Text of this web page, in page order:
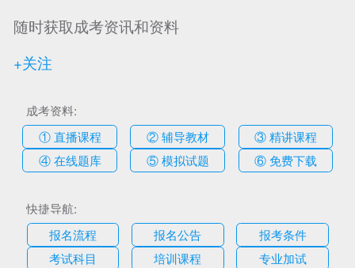
随时获取成考资讯和资料
+关注
成考资料:
① 直播课程
② 辅导教材
③ 精讲课程
④ 在线题库
⑤ 模拟试题 ⑥ 免费下载
快捷导航:
报名流程
报名公告
报考条件
考试科目
培训课程
专业加试